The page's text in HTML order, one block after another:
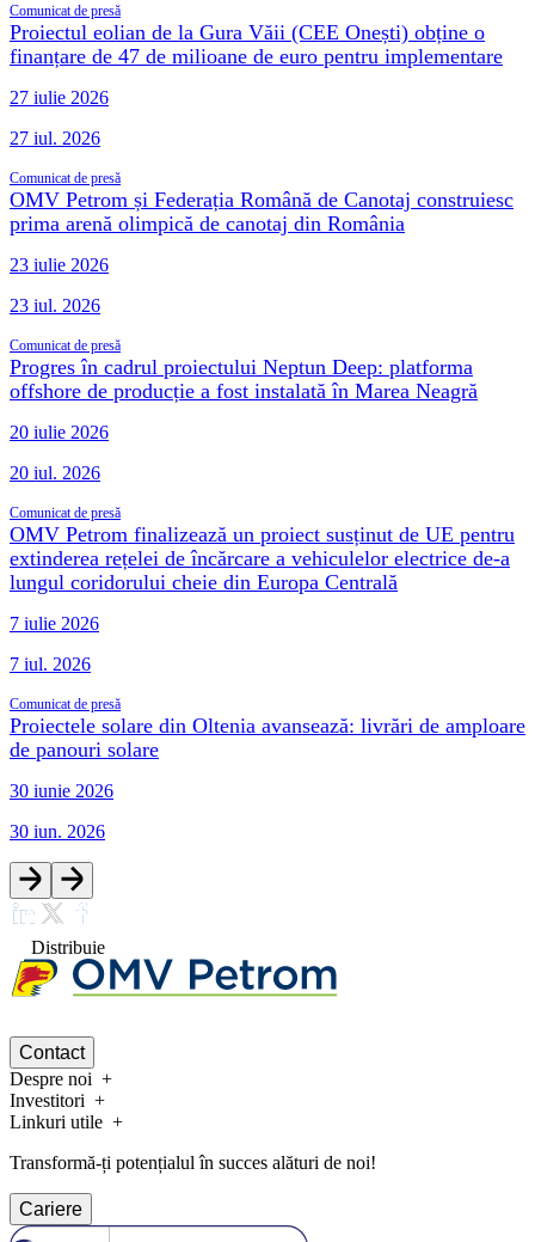
Comunicat de presă
Proiectul eolian de la Gura Văii (CEE Onești) obține o
finanțare de 47 de milioane de euro pentru implementare
27 iulie 2026
27 iul. 2026
Comunicat de presă
OMV Petrom și Federația Română de Canotaj construiesc
prima arenă olimpică de canotaj din România
23 iulie 2026
23 iul. 2026
Comunicat de presă
Progres în cadrul proiectului Neptun Deep: platforma
offshore de producție a fost instalată în Marea Neagră
20 iulie 2026
20 iul. 2026
Comunicat de presă
OMV Petrom finalizează un proiect susținut de UE pentru
extinderea rețelei de încărcare a vehiculelor electrice de-a
lungul coridorului cheie din Europa Centrală
7 iulie 2026
7 iul. 2026
Comunicat de presă
Proiectele solare din Oltenia avansează: livrări de amploare
de panouri solare
30 iunie 2026
30 iun. 2026
Distribuie
Contact
Despre noi
Investitori
Linkuri utile
Transformă-ți potențialul în succes alături de noi!
Cariere